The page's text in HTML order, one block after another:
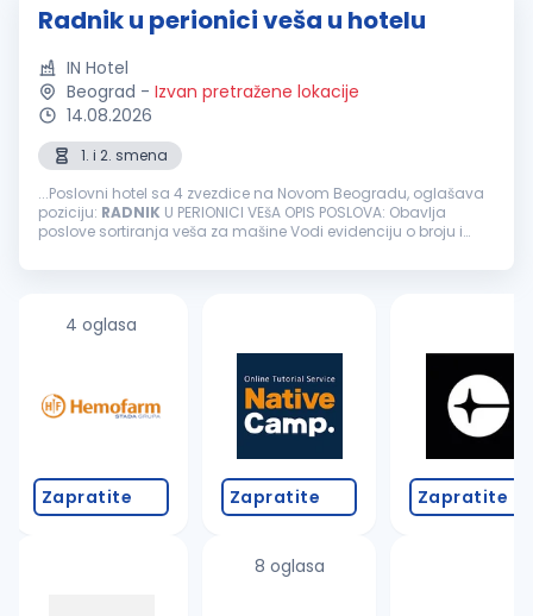
Radnik u perionici veša u hotelu
IN Hotel
Beograd - Izvan pretražene lokacije
14.08.2026
1. i 2. smena
...Poslovni hotel sa 4 zvezdice na Novom Beogradu, oglašava
poziciju: RADNIK U PERIONICI VEšA OPIS POSLOVA: Obavlja
poslove sortiranja veša za mašine Vodi evidenciju o broju i
peglanje veša...
4 oglasa
Zapratite Zapratite
8 oglasa
Zapratite